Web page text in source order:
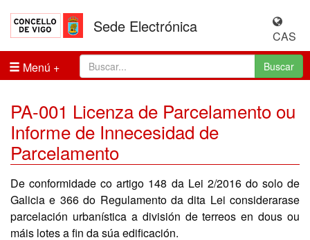
Sede Electrónica
CAS
Menú
Buscar
PA-001 Licenza de Parcelamento ou
Informe de Innecesidad de
Parcelamento
De conformidade co artigo 148 da Lei 2/2016 do solo de
Galicia e 366 do Regulamento da dita Lei considerarase
parcelación urbanística a división de terreos en dous ou
máis lotes a fin da súa edificación.